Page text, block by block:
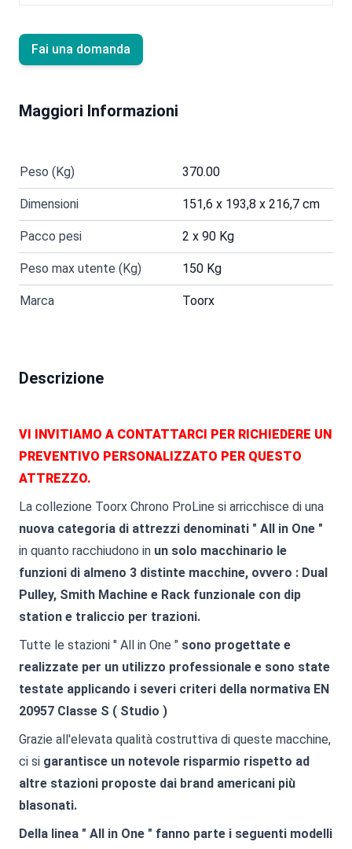
Fai una domanda
Maggiori Informazioni
Peso (Kg) 370.00
Dimensioni 151,6 x 193,8 x 216,7 cm
Pacco pesi 2 x 90 Kg
Peso max utente (Kg) 150 Kg
Marca Toorx
Descrizione
VI INVITIAMO A CONTATTARCI PER RICHIEDERE UN
PREVENTIVO PERSONALIZZATO PER QUESTO
ATTREZZO.
La collezione Toorx Chrono ProLine si arricchisce di una
nuova categoria di attrezzi denominati " All in One "
in quanto racchiudono in un solo macchinario le
funzioni di almeno 3 distinte macchine, ovvero : Dual
Pulley, Smith Machine e Rack funzionale con dip
station e traliccio per trazioni.
Tutte le stazioni " All in One " sono progettate e
realizzate per un utilizzo professionale e sono state
testate applicando i severi criteri della normativa EN
20957 Classe S ( Studio )
Grazie all'elevata qualità costruttiva di queste macchine,
ci si garantisce un notevole risparmio rispetto ad
altre stazioni proposte dai brand americani più
blasonati.
Della linea " All in One " fanno parte i seguenti modelli